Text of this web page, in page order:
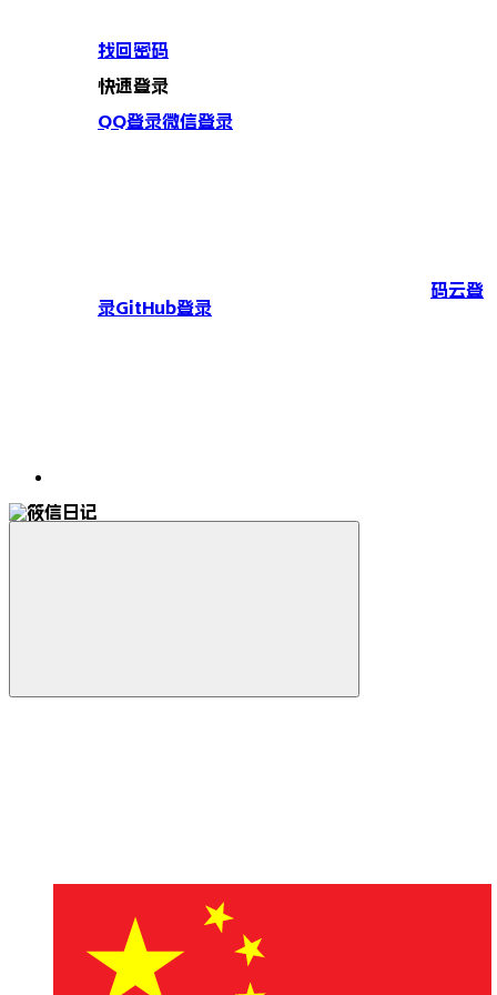
找回密码
快速登录
QQ登录微信登录
码云登
录GitHub登录